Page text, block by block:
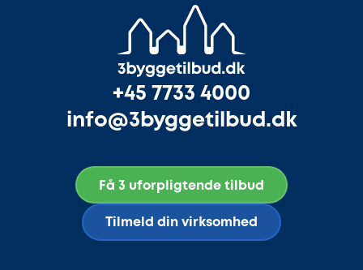
+45 7733 4000
info@3byggetilbud.dk
Få 3 uforpligtende tilbud
Tilmeld din virksomhed